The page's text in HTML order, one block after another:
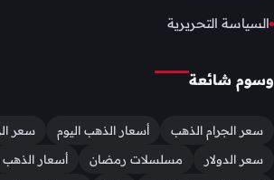
السياسة التحريرية
وسوم شائعة
سعر الجرام الذهب أسعار الذهب اليوم
سعر
سعر الدولار
مسلسلات رمضان
أسعار الذهب